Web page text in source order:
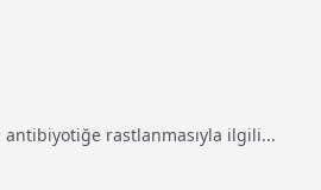
antibiyotiğe rastlanmasıyla ilgili...